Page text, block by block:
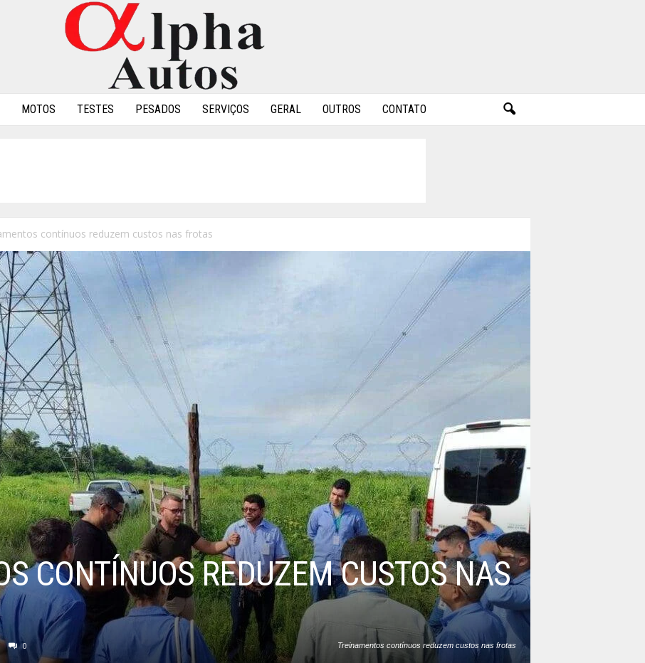
MOTOS TESTES PESADOS SERVIÇOS GERAL OUTROS CONTATO
contínuos reduzem custos nas frotas
Treinamentos contínuos reduzem custos nas frotas
CONTÍNUOS REDUZEM CUSTOS NAS
0